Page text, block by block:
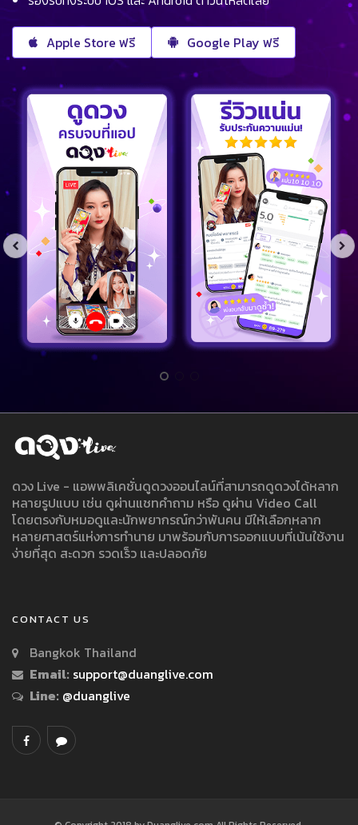
Apple Store ฟรี Google Play ฟรี
ดวง Live - แอพพลิเคชั่นดูดวงออนไลน์ที่สามารถดูดวงได้หลาก
หลายรูปแบบ เช่น ดูผ่านแชทคำถาม หรือ ดูผ่าน Video Call
โดยตรงกับหมอดูและนักพยากรณ์กว่าพันคน มีให้เลือกหลาก
หลายศาสตร์แห่งการทำนาย มาพร้อมกับการออกแบบที่เน้นใช้งาน
ง่ายที่สุด สะดวก รวดเร็ว และปลอดภัย
CONTACT US
Bangkok Thailand
Email: support@duanglive.com
Line: @duanglive